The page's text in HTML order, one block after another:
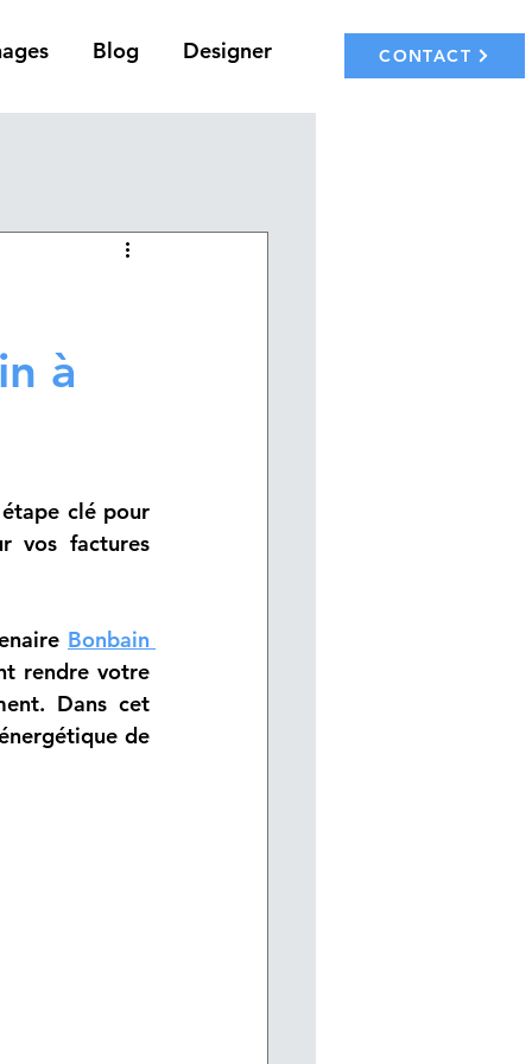
Blog Designer CONTACT
à
clé pour
vos factures
Bonbain
rendre votre
Dans cet
de